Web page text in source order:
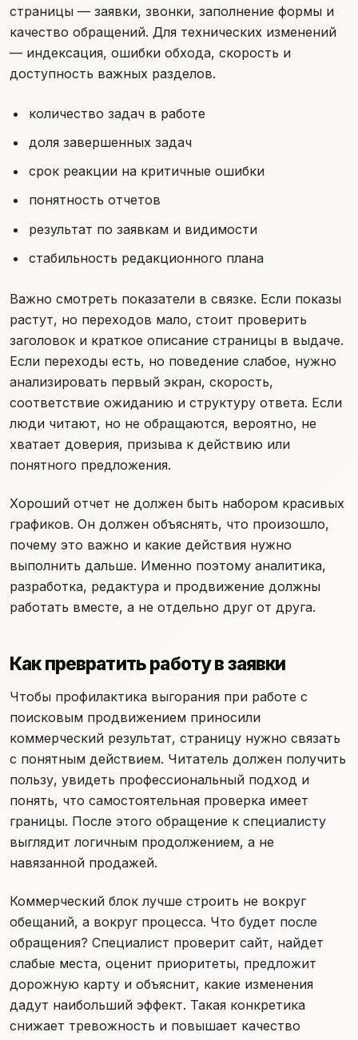
страницы — заявки, звонки, заполнение формы и
качество обращений. Для технических изменений
— индексация, ошибки обхода, скорость и
доступность важных разделов.
количество задач в работе
доля завершенных задач
срок реакции на критичные ошибки
понятность отчетов
результат по заявкам и видимости
стабильность редакционного плана
Важно смотреть показатели в связке. Если показы
растут, но переходов мало, стоит проверить
заголовок и краткое описание страницы в выдаче.
Если переходы есть, но поведение слабое, нужно
анализировать первый экран, скорость,
соответствие ожиданию и структуру ответа. Если
люди читают, но не обращаются, вероятно, не
хватает доверия, призыва к действию или
понятного предложения.
Хороший отчет не должен быть набором красивых
графиков. Он должен объяснять, что произошло,
почему это важно и какие действия нужно
выполнить дальше. Именно поэтому аналитика,
разработка, редактура и продвижение должны
работать вместе, а не отдельно друг от друга.
Как превратить работу в заявки
Чтобы профилактика выгорания при работе с
поисковым продвижением приносили
коммерческий результат, страницу нужно связать
с понятным действием. Читатель должен получить
пользу, увидеть профессиональный подход и
понять, что самостоятельная проверка имеет
границы. После этого обращение к специалисту
выглядит логичным продолжением, а не
навязанной продажей.
Коммерческий блок лучше строить не вокруг
обещаний, а вокруг процесса. Что будет после
обращения? Специалист проверит сайт, найдет
слабые места, оценит приоритеты, предложит
дорожную карту и объяснит, какие изменения
дадут наибольший эффект. Такая конкретика
снижает тревожность и повышает качество